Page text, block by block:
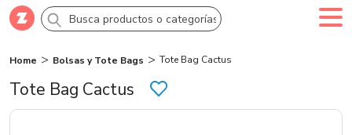
Comprar Crea tu cuenta
Categorías
Tote Bag Cactus
Home Bolsas y Tote Bags Tote Bag Cactus